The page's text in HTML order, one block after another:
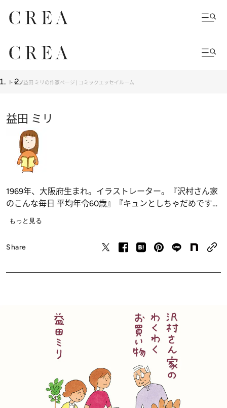
トップ益田 ミリの作家ページ | コミックエッセイルーム
益田 ミリ
1969年、大阪府生まれ。イラストレーター。『沢村さん家
のこんな毎日 平均年令60歳』『キュンとしちゃだめです
か？』(文藝春秋)、『ふつうな私のゆるゆる作家生活』(文
ど著書多数。絵本『はやくはやくっていわないで』(ミシマ
社)で産経児童出版文化賞を受賞。漫画『すーちゃん』シリ
もっと見る
Share